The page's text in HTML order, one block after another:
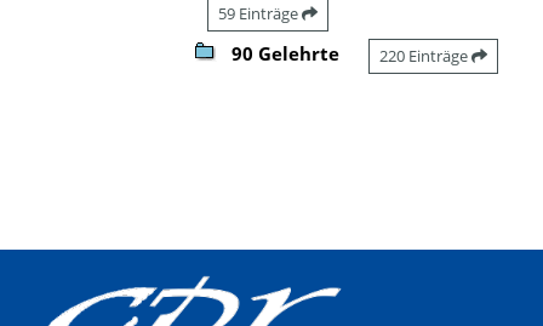
59 Einträge
90 Gelehrte 220 Einträge